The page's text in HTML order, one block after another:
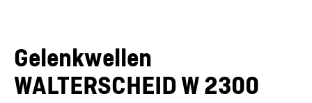
Gelenkwellen
WALTERSCHEID W 2300